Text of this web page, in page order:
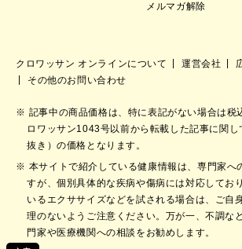
メルマガ解除
クロワッサン オンラインについて 運営会社
その他のお問い合わせ
記事中の商品価格は、特に表記がない場合は税
ロワッサン1043号以前から転載した記事に関
抜き）の価格となります。
本サイトで紹介している健康情報は、専門家へ
すが、個別具体的な疾病や傷病には対応してお
いるエクササイズなどを試される場合は、ご自
理のないようご注意ください。万が一、不調な
門家や医療機関への相談をお勧めします。